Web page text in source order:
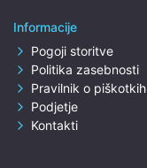
Informacije
Pogoji storitve
Politika zasebnosti
Pravilnik o piškotkih
Podjetje
Kontakti